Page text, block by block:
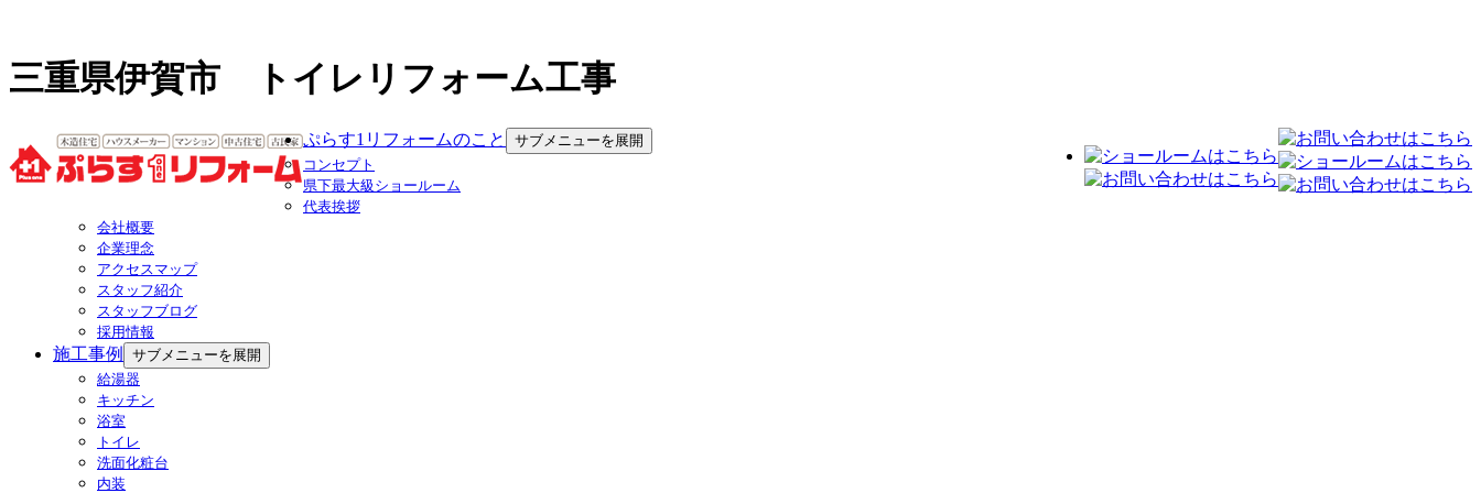
三重県伊賀市 トイレリフォーム工事
ぷらす1リフォームのこと
サブメニューを展開
コンセプト
県下最大級ショールーム
代表挨拶
会社概要
企業理念
アクセスマップ
スタッフ紹介
スタッフブログ
採用情報
施工事例
サブメニューを展開
給湯器
キッチン
浴室
トイレ
洗面化粧台
内装